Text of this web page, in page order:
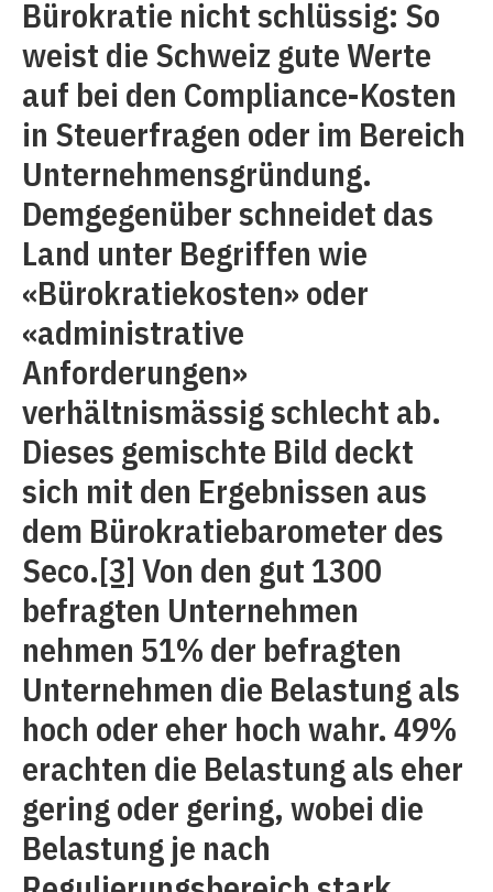
Bürokratie nicht schlüssig: So
weist die Schweiz gute Werte
auf bei den Compliance-Kosten
in Steuerfragen oder im Bereich
Unternehmensgründung.
Demgegenüber schneidet das
Land unter Begriffen wie
«Bürokratiekosten» oder
«administrative
Anforderungen»
verhältnismässig schlecht ab.
Dieses gemischte Bild deckt
sich mit den Ergebnissen aus
dem Bürokratiebarometer des
Seco.[3] Von den gut 1300
befragten Unternehmen
nehmen 51% der befragten
Unternehmen die Belastung als
hoch oder eher hoch wahr. 49%
erachten die Belastung als eher
gering oder gering, wobei die
Belastung je nach